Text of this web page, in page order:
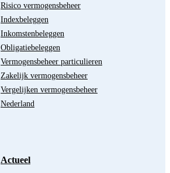
Risico vermogensbeheer
Indexbeleggen
Inkomstenbeleggen
Obligatiebeleggen
Vermogensbeheer particulieren
Zakelijk vermogensbeheer
Vergelijken vermogensbeheer
Nederland
Actueel